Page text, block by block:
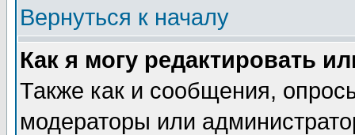
Вернуться к началу
Как я могу редактировать
Также как и сообщения,
модераторы или